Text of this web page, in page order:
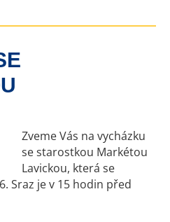
Zveme Vás na vycházku
se starostkou Markétou
Lavickou, která se
Sraz je v 15 hodin před